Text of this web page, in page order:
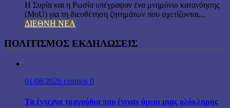
Η Συρία και η Ρωσία υπέγραψαν ένα μνημόνιο κατανόησης
(MoU) για τη διευθέτηση ζητημάτων που σχετίζονται...
ΔΙΕΘΝΗ ΝΕΑ
ΠΟΛΙΤΙΣΜΟΣ ΕΚΔΗΛΩΣΕΙΣ
01/08/2026 cosmos 0
Τα έντεχνα τραγούδια που έγιναν ύμνοι μιας ολόκληρης